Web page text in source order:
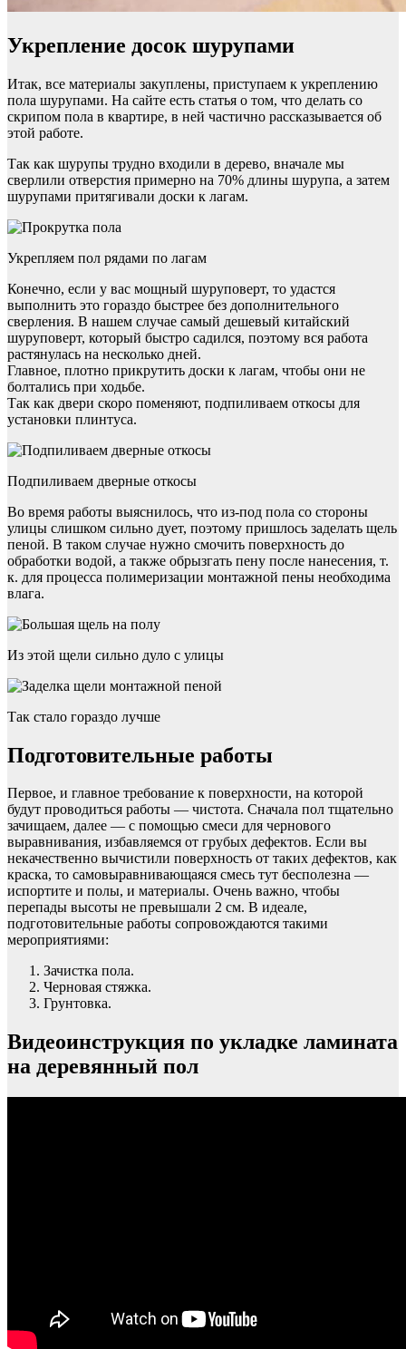
Укрепление досок шурупами
Итак, все материалы закуплены, приступаем к укреплению
пола шурупами. На сайте есть статья о том, что делать со
скрипом пола в квартире, в ней частично рассказывается об
этой работе.
Так как шурупы трудно входили в дерево, вначале мы
сверлили отверстия примерно на 70% длины шурупа, а затем
шурупами притягивали доски к лагам.
Укрепляем пол рядами по лагам
Конечно, если у вас мощный шуруповерт, то удастся
выполнить это гораздо быстрее без дополнительного
сверления. В нашем случае самый дешевый китайский
шуруповерт, который быстро садился, поэтому вся работа
растянулась на несколько дней.
Главное, плотно прикрутить доски к лагам, чтобы они не
болтались при ходьбе.
Так как двери скоро поменяют, подпиливаем откосы для
установки плинтуса.
Подпиливаем дверные откосы
Во время работы выяснилось, что из-под пола со стороны
улицы слишком сильно дует, поэтому пришлось заделать щель
пеной. В таком случае нужно смочить поверхность до
обработки водой, а также обрызгать пену после нанесения, т.
к. для процесса полимеризации монтажной пены необходима
влага.
Из этой щели сильно дуло с улицы
Так стало гораздо лучше
Подготовительные работы
Первое, и главное требование к поверхности, на которой
будут проводиться работы — чистота. Сначала пол тщательно
зачищаем, далее — с помощью смеси для чернового
выравнивания, избавляемся от грубых дефектов. Если вы
некачественно вычистили поверхность от таких дефектов, как
краска, то самовыравнивающаяся смесь тут бесполезна —
испортите и полы, и материалы. Очень важно, чтобы
перепады высоты не превышали 2 см. В идеале,
подготовительные работы сопровождаются такими
мероприятиями:
Зачистка пола.
Черновая стяжка.
Грунтовка.
Видеоинструкция по укладке ламината
на деревянный пол